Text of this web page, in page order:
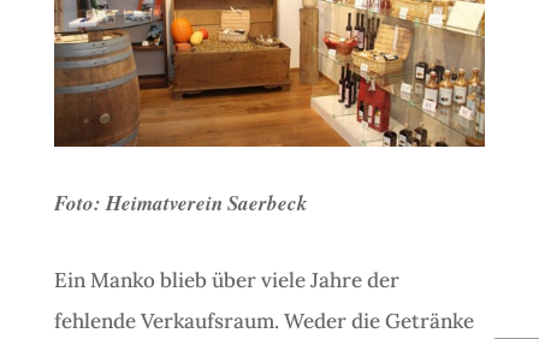
Foto: Heimatverein Saerbeck
Ein Manko blieb über viele Jahre der
fehlende Verkaufsraum. Weder die Getränke